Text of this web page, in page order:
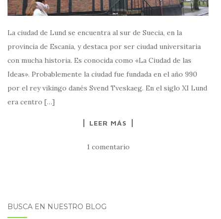
La ciudad de Lund se encuentra al sur de Suecia, en la
provincia de Escania, y destaca por ser ciudad universitaria
con mucha historia. Es conocida como «La Ciudad de las
Ideas». Probablemente la ciudad fue fundada en el año 990
por el rey vikingo danés Svend Tveskaeg. En el siglo XI Lund
era centro […]
LEER MÁS
1 comentario
BUSCA EN NUESTRO BLOG